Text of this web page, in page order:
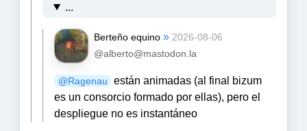
...
Berteño equino » 2026-08-06
@alberto@mastodon.la
@Ragenau
están animadas (al final bizum
es un consorcio formado por ellas), pero el
despliegue no es instantáneo